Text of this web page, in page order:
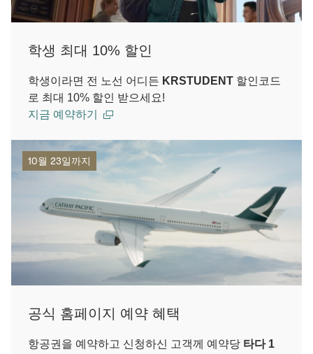
학생 최대 10% 할인
학생이라면 전 노선 어디든 KRSTUDENT 할인코드
로 최대 10% 할인 받으세요!
지금 예약하기
10월 23일까지
공식 홈페이지 예약 혜택
항공권을 예약하고 신청하신 고객께 예약당 타다 1